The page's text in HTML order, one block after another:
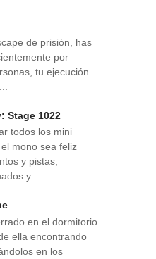
de prisión, has
por
tu ejecución
Stage 1022
todos los mini
mono sea feliz
y pistas,
y...
en el dormitorio
ella encontrando
en los